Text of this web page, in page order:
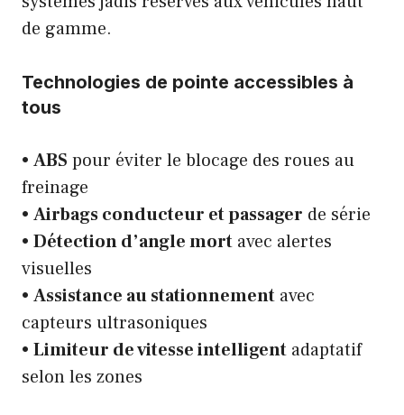
de gamme.
Technologies de pointe accessibles à
tous
• ABS pour éviter le blocage des roues au
freinage
• Airbags conducteur et passager de série
• Détection d’angle mort avec alertes
visuelles
• Assistance au stationnement avec
capteurs ultrasoniques
• Limiteur de vitesse intelligent adaptatif
selon les zones